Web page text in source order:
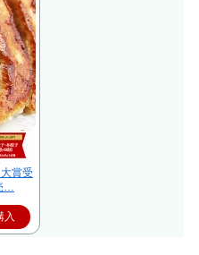
賞受
…
入